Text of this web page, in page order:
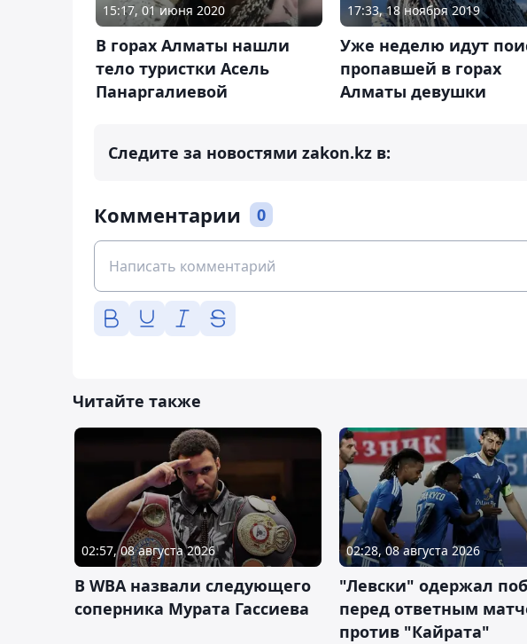
15:17, 01 июня 2020
В горах Алматы нашли
тело туристки Асель
Панаргалиевой
17:33, 18 ноября 2019
Уже неделю идут
пропавшей в горах
Алматы девушки
Следите за новостями zakon.kz в:
Комментарии 0
Читайте также
02:57, 08 августа 2026
В WBA назвали следующего
соперника Мурата Гассиева
02:28, 08 августа 2026
"Левски" одержал
перед ответным
против "Кайрата"